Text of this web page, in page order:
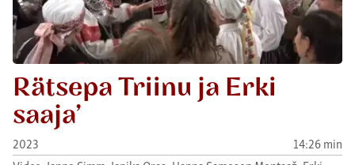
Rätsepa Triinu ja Erki
saaja’
2023
14:26 min